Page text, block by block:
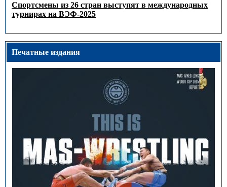
Спортсмены из 26 стран выступят в международных
турнирах на ВЭФ-2025
Печатные издания